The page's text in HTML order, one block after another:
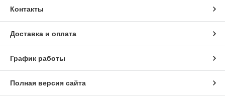
Контакты
Доставка и оплата
График работы
Полная версия сайта